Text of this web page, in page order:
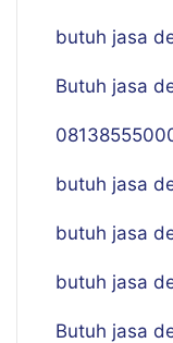
butuh jasa
Butuh jasa
butuh jasa
butuh jasa
butuh jasa
Butuh jasa